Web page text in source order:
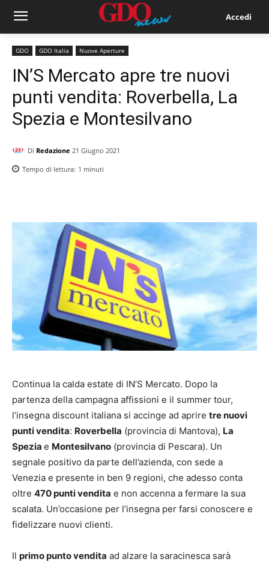
Accedi
GDO GDO Italia Nuove Aperture
IN’S Mercato apre tre nuovi
punti vendita: Roverbella, La
Spezia e Montesilvano
Di Redazione 21 Giugno 2021
Tempo di lettura: 1 minuti
Continua la calda estate di IN’S Mercato. Dopo la
partenza della campagna affissioni e il summer tour,
l’insegna discount italiana si accinge ad aprire tre nuovi
punti vendita: Roverbella (provincia di Mantova), La
Spezia e Montesilvano (provincia di Pescara). Un
segnale positivo da parte dell’azienda, con sede a
Venezia e presente in ben 9 regioni, che adesso conta
oltre 470 punti vendita e non accenna a fermare la sua
scalata. Un’occasione per l’insegna per farsi conoscere e
fidelizzare nuovi clienti.
Il primo punto vendita ad alzare la saracinesca sarà